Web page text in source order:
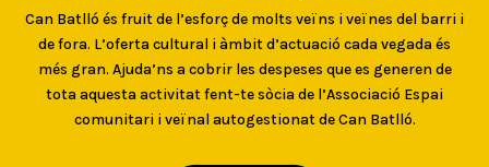
Can Batlló és fruit de l’esforç de molts veïns i veïnes del barri i
de fora. L’oferta cultural i àmbit d’actuació cada vegada és
més gran. Ajuda’ns a cobrir les despeses que es generen de
tota aquesta activitat fent-te sòcia de l’Associació Espai
comunitari i veïnal autogestionat de Can Batlló.